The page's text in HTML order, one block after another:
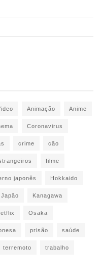
Animação Anime
Coronavirus
crime cão
filme
japonês Hokkaido
Japão Kanagawa
Osaka
prisão saúde
terremoto trabalho